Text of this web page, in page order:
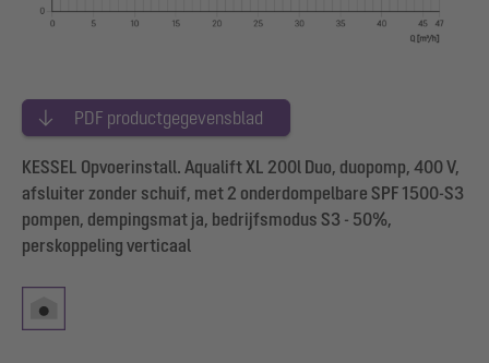
PDF productgegevensblad
KESSEL Opvoerinstall. Aqualift XL 200l Duo, duopomp, 400 V,
afsluiter zonder schuif, met 2 onderdompelbare SPF 1500-S3
pompen, dempingsmat ja, bedrijfsmodus S3 - 50%,
perskoppeling verticaal